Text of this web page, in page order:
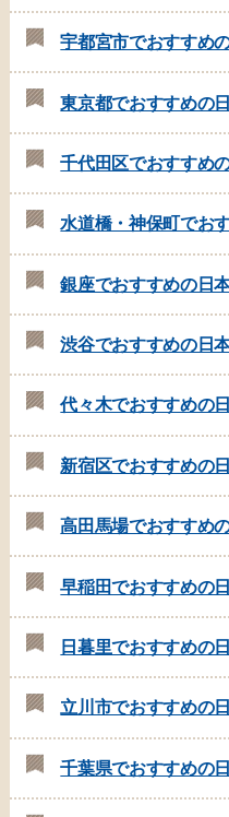
宇都宮市でおすすめ
東京都でおすすめの
千代田区でおすすめ
水道橋・神保町でお
銀座でおすすめの日
渋谷でおすすめの日
代々木でおすすめの
新宿区でおすすめの
高田馬場でおすすめ
早稲田でおすすめの
日暮里でおすすめの
立川市でおすすめの
千葉県でおすすめの